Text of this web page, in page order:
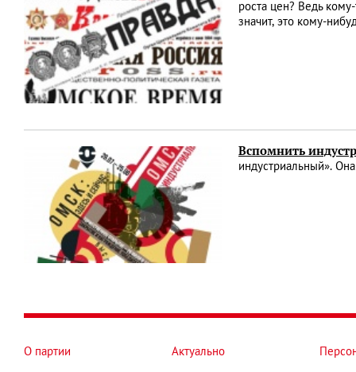
роста цен? Ведь
значит, это кому-
Вспомнить
индустриальный».
О партии Актуально